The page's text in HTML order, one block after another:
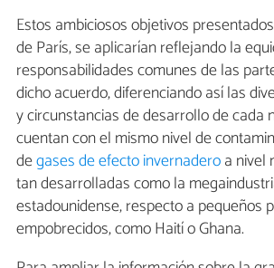
Estos ambiciosos objetivos
de París, se aplicarían reflejando la
responsabilidades comunes de las
dicho acuerdo, diferenciando así las
y circunstancias de desarrollo de cada
cuentan con el mismo nivel de
degases de efecto invernaderoa nivel
tan desarrolladas como la
estadounidense, respecto a pequeños
empobrecidos, como Haití o Ghana.